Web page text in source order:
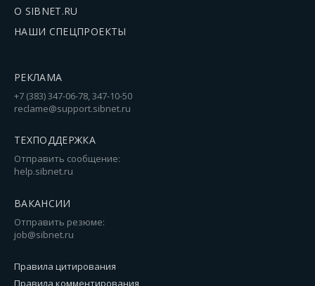
О SIBNET.RU
НАШИ СПЕЦПРОЕКТЫ
РЕКЛАМА
+7 (383) 347-06-78, 347-10-50
reclame@support.sibnet.ru
ТЕХПОДДЕРЖКА
Отправить сообщение:
help.sibnet.ru
ВАКАНСИИ
Отправить резюме:
job@sibnet.ru
Правила цитирования
Правила комментирования